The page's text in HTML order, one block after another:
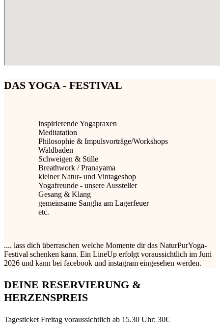
DAS YOGA - FESTIVAL
inspirierende Yogapraxen
Meditatation
Philosophie & Impulsvorträge/Workshops
Waldbaden
Schweigen & Stille
Breathwork / Pranayama
kleiner Natur- und Vintageshop
Yogafreunde - unsere Aussteller
Gesang & Klang
gemeinsame Sangha am Lagerfeuer
etc.
.... lass dich überraschen welche Momente dir das NaturPurYoga-
Festival schenken kann. Ein LineUp erfolgt voraussichtlich im Juni
2026 und kann bei facebook und instagram eingesehen werden.
DEINE RESERVIERUNG &
HERZENSPREIS
Tagesticket Freitag voraussichtlich ab 15.30 Uhr: 30€